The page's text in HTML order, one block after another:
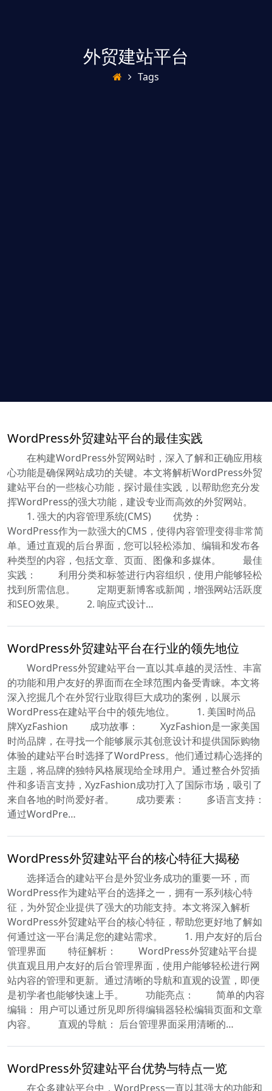
外贸建站平台
Tags
WordPress外贸建站平台的最佳实践
在构建WordPress外贸网站时，深入了解和正确应用核
心功能是确保网站成功的关键。本文将解析WordPress外贸
建站平台的一些核心功能，探讨最佳实践，以帮助您充分发
挥WordPress的强大功能，建设专业而高效的外贸网站。
1. 强大的内容管理系统(CMS) 优势：
WordPress作为一款强大的CMS，使得内容管理变得非常简
单。通过直观的后台界面，您可以轻松添加、编辑和发布各
种类型的内容，包括文章、页面、图像和多媒体。 最佳
实践： 利用分类和标签进行内容组织，使用户能够轻松
找到所需信息。 定期更新博客或新闻，增强网站活跃度
和SEO效果。 2. 响应式设计…
WordPress外贸建站平台在行业的领先地位
WordPress外贸建站平台一直以其卓越的灵活性、丰富
的功能和用户友好的界面而在全球范围内备受青睐。本文将
深入挖掘几个在外贸行业取得巨大成功的案例，以展示
WordPress在建站平台中的领先地位。 1. 美国时尚品
牌XyzFashion 成功故事： XyzFashion是一家美国
时尚品牌，在寻找一个能够展示其创意设计和提供国际购物
体验的建站平台时选择了WordPress。他们通过精心选择的
主题，将品牌的独特风格展现给全球用户。通过整合外贸插
件和多语言支持，XyzFashion成功打入了国际市场，吸引了
来自各地的时尚爱好者。 成功要素： 多语言支持：
通过WordPre…
WordPress外贸建站平台的核心特征大揭秘
选择适合的建站平台是外贸业务成功的重要一环，而
WordPress作为建站平台的选择之一，拥有一系列核心特
征，为外贸企业提供了强大的功能支持。本文将深入解析
WordPress外贸建站平台的核心特征，帮助您更好地了解如
何通过这一平台满足您的建站需求。 1. 用户友好的后台
管理界面 特征解析： WordPress外贸建站平台提
供直观且用户友好的后台管理界面，使用户能够轻松进行网
站内容的管理和更新。通过清晰的导航和直观的设置，即便
是初学者也能够快速上手。 功能亮点： 简单的内容
编辑： 用户可以通过所见即所得编辑器轻松编辑页面和文章
内容。 直观的导航： 后台管理界面采用清晰的…
WordPress外贸建站平台优势与特点一览
在众多建站平台中，WordPress一直以其强大的功能和